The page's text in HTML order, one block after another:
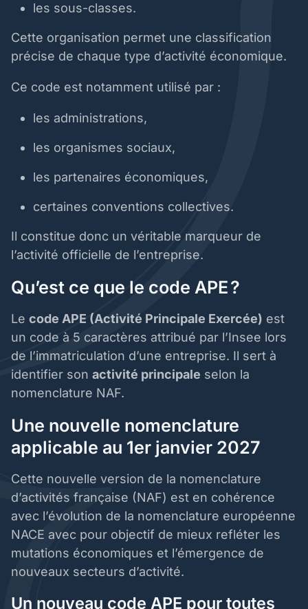
les sous-classes.
Cette organisation permet une classification
précise de chaque type d’activité économique.
Ce code est notamment utilisé par :
les administrations,
les organismes sociaux,
les partenaires économiques,
certaines conventions collectives.
Il constitue donc un véritable marqueur de
l’activité officielle de l’entreprise.
Qu’est ce que le code APE ?
Le code APE (Activité Principale Exercée) est
un code à 5 caractères attribué par l’Insee lors
de l’immatriculation d’une entreprise. Il sert à
identifier son activité principale selon la
nomenclature NAF.
Une nouvelle nomenclature
applicable au 1er janvier 2027
Cette nouvelle version de la nomenclature
d’activités française (NAF) est en cohérence
avec l’évolution de la nomenclature européenne
NACE avec pour objectif de mieux refléter les
mutations économiques et l’émergence de
nouveaux secteurs d’activité.
Un nouveau code APE pour toutes